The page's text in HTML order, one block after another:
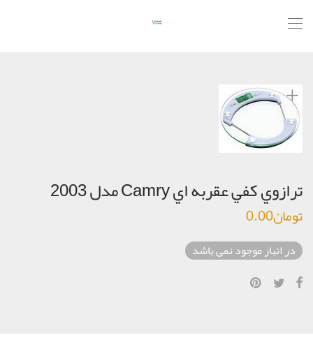
ترازوي كفي عقربه اي Camry مدل 2003
تومان0.00
در انبار موجود نمی باشد